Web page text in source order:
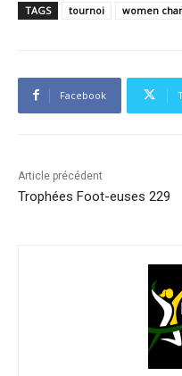
TAGS tournoi women
Facebook
Article précédent
Trophées Foot-euses 229